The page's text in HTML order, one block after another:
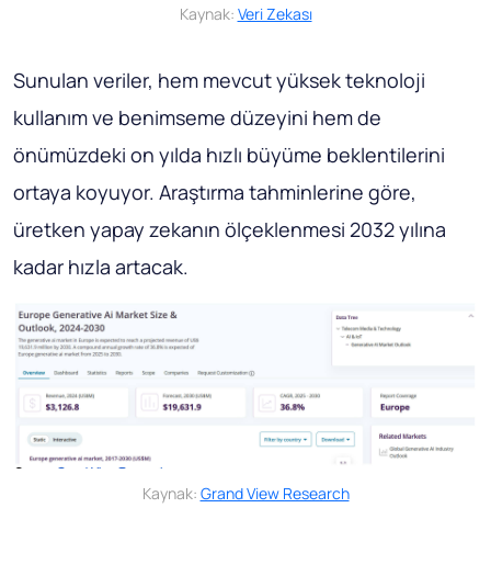
Kaynak: Veri Zekası
Sunulan veriler, hem mevcut yüksek teknoloji
kullanım ve benimseme düzeyini hem de
önümüzdeki on yılda hızlı büyüme beklentilerini
ortaya koyuyor. Araştırma tahminlerine göre,
üretken yapay zekanın ölçeklenmesi 2032 yılına
kadar hızla artacak.
Kaynak: Grand View Research